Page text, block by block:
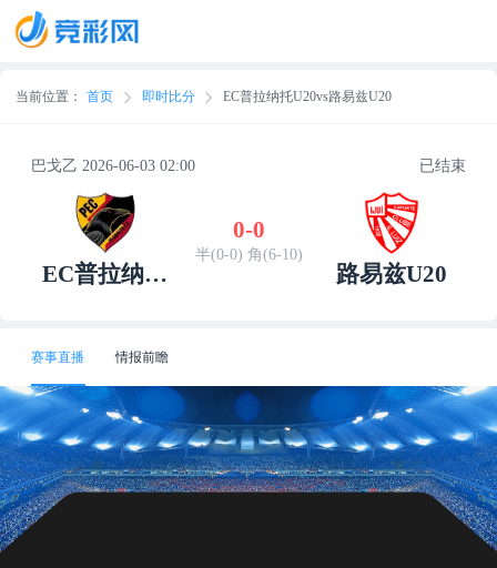
当前位置： 首页 即时比分 EC普拉纳托U20vs路易兹U20
巴戈乙 2026-06-03 02:00 已结束
EC普拉纳托
0-0
半(0-0) 角(6-10)
路易兹U20
赛事直播 情报前瞻